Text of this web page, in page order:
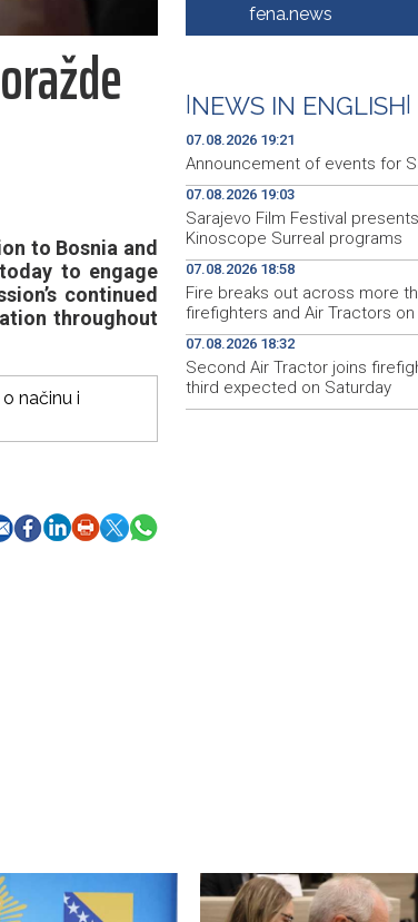
to Bosnia and
to engage
continued
throughout
načinu i
Sarajevo Film Festival
19:00 Najave događaja za 8.
fena.news
NEWS IN ENGLISH
07.08.2026 19:21
Announcement of events for
07.08.2026 19:03
Sarajevo Film Festival
Kinoscope Surreal programs
07.08.2026 18:58
Fire breaks out across more
firefighters and Air Tractors
07.08.2026 18:32
Second Air Tractor joins
third expected on Saturday